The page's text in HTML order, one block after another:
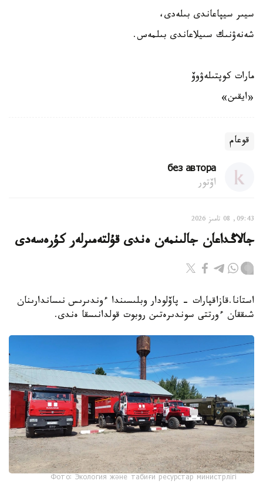
سيىر سيپاعاندى بىلەدى،
شەنەۋنىك سىيلاعاندى بىلمەس.
مارات كوپتىلەۋوۆ
«ايقىن»
قوعام
без автора
اۆتور
09:43, 08 تامىز 2026
جالاڭداعان جالىنمەن ەندى قۇلتەمىرلەر كۇرەسەدى
استانا.قازاقپارات - پاۆلودار وبلىسىندا ءوندىرىس نىساندارىنان
شىققان ءورتتى سوندىرەتىن روبوت قولدانىسقا ەندى.
Фото: Экология және табиғи ресурстар министрлігі